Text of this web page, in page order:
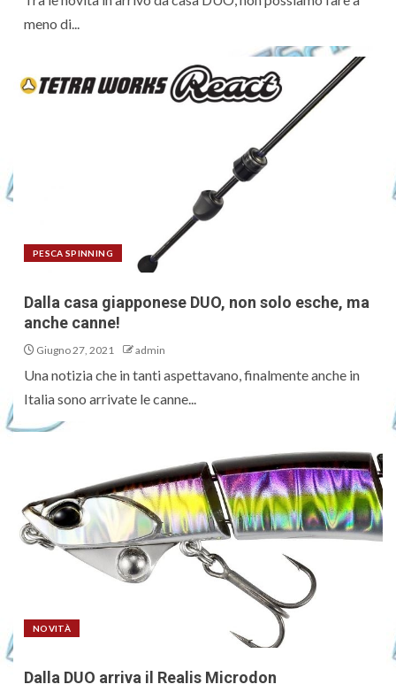
meno di...
PESCA SPINNING
Dalla casa giapponese DUO, non solo esche, ma
anche canne!
Giugno 27, 2021 admin
Una notizia che in tanti aspettavano, finalmente anche in
Italia sono arrivate le canne...
NOVITÀ
Dalla DUO arriva il Realis Microdon